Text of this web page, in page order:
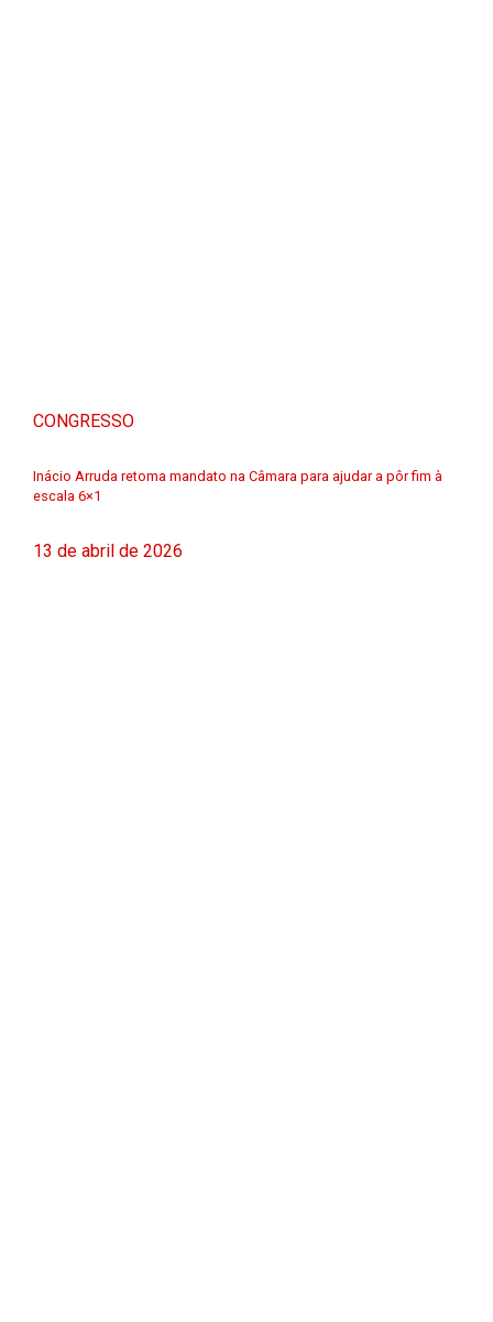
CONGRESSO
Inácio Arruda retoma mandato na Câmara para ajudar a pôr fim à
escala 6×1
13 de abril de 2026